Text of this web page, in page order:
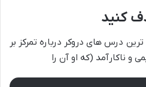
درس های دروکر درباره تمرکز بر
ناکارآمد (که او آن را